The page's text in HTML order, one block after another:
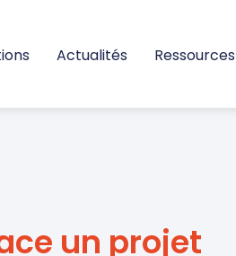
Actualités Ressources
un projet